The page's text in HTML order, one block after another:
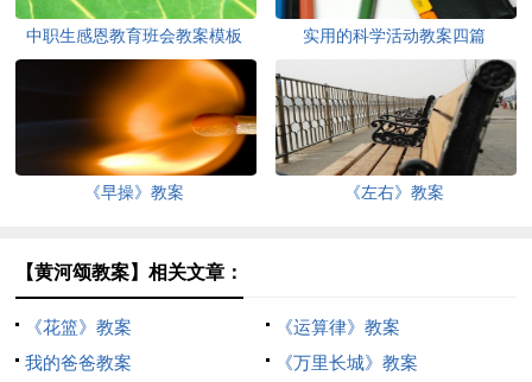
中职生感恩教育班会教案模板
（精选8篇）
实用的科学活动教案四篇
《早操》教案 《左右》教案
【黄河颂教案】相关文章：
《花篮》教案
《运算律》教案
我的爸爸教案
《万里长城》教案